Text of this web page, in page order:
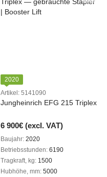
2020
Artikel: 5141090
Jungheinrich EFG 215 Triplex
6 900€ (excl. VAT)
Baujahr 2020
Betriebsstunden 6190
Tragkraft, kg 1500
Hubhöhe, mm 5000